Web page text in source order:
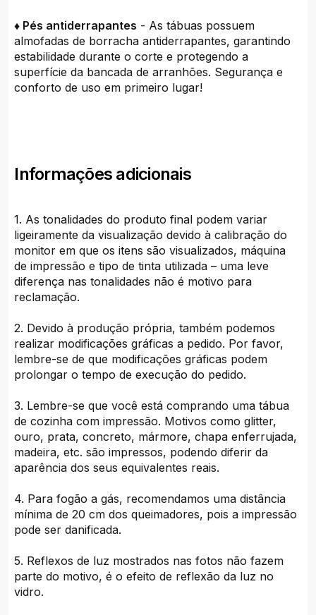
♦ Pés antiderrapantes - As tábuas possuem
almofadas de borracha antiderrapantes, garantindo
estabilidade durante o corte e protegendo a
superfície da bancada de arranhões. Segurança e
conforto de uso em primeiro lugar!
Informações adicionais
1. As tonalidades do produto final podem variar
ligeiramente da visualização devido à calibração do
monitor em que os itens são visualizados, máquina
de impressão e tipo de tinta utilizada – uma leve
diferença nas tonalidades não é motivo para
reclamação.
2. Devido à produção própria, também podemos
realizar modificações gráficas a pedido. Por favor,
lembre-se de que modificações gráficas podem
prolongar o tempo de execução do pedido.
3. Lembre-se que você está comprando uma tábua
de cozinha com impressão. Motivos como glitter,
ouro, prata, concreto, mármore, chapa enferrujada,
madeira, etc. são impressos, podendo diferir da
aparência dos seus equivalentes reais.
4. Para fogão a gás, recomendamos uma distância
mínima de 20 cm dos queimadores, pois a impressão
pode ser danificada.
5. Reflexos de luz mostrados nas fotos não fazem
parte do motivo, é o efeito de reflexão da luz no
vidro.